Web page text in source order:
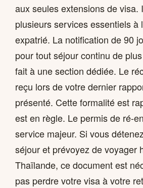
aux seules extensions de visa.
plusieurs services essentiels à
expatrié. La notification de 90
pour tout séjour continu de
fait à une section dédiée. Le
reçu lors de votre dernier
présenté. Cette formalité est
est en règle. Le permis de ré-
service majeur. Si vous
séjour et prévoyez de voyager
Thaïlande, ce document est
pas perdre votre visa à votre